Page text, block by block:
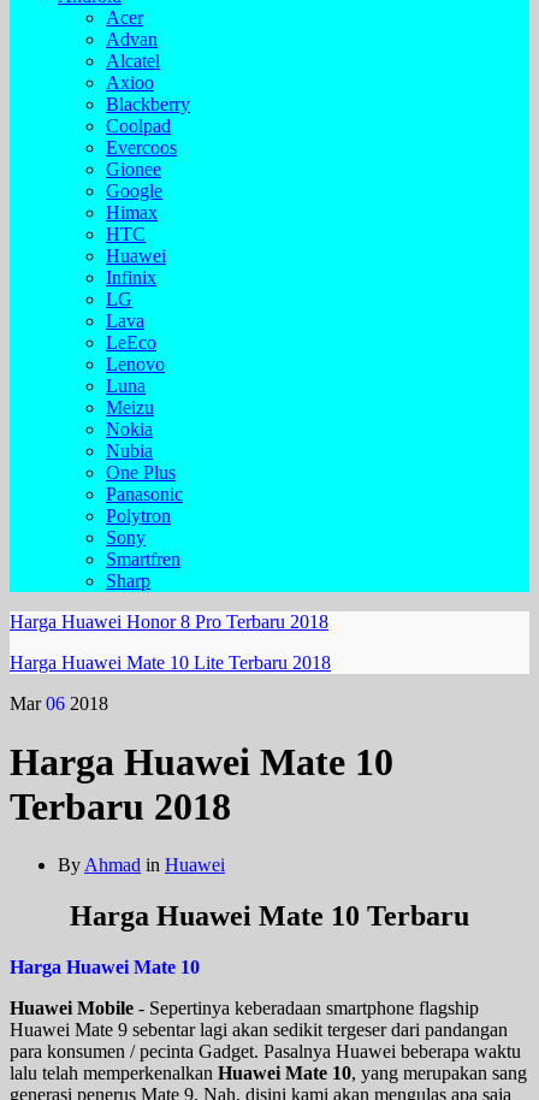
Acer
Advan
Alcatel
Axioo
Blackberry
Coolpad
Evercoos
Gionee
Google
Himax
HTC
Huawei
Infinix
LG
Lava
LeEco
Lenovo
Luna
Meizu
Nokia
Nubia
One Plus
Panasonic
Polytron
Sony
Smartfren
Sharp
Harga Huawei Honor 8 Pro Terbaru 2018
Harga Huawei Mate 10 Lite Terbaru 2018
Mar 06 2018
Harga Huawei Mate 10
Terbaru 2018
ByAhmad in Huawei
Harga Huawei Mate 10 Terbaru
Harga Huawei Mate 10
Huawei Mobile - Sepertinya keberadaan smartphone flagship
Huawei Mate 9 sebentar lagi akan sedikit tergeser dari pandangan
para konsumen / pecinta Gadget. Pasalnya Huawei beberapa waktu
lalu telah memperkenalkan Huawei Mate 10, yang merupakan sang
generasi penerus Mate 9. Nah, disini kami akan mengulas apa saja